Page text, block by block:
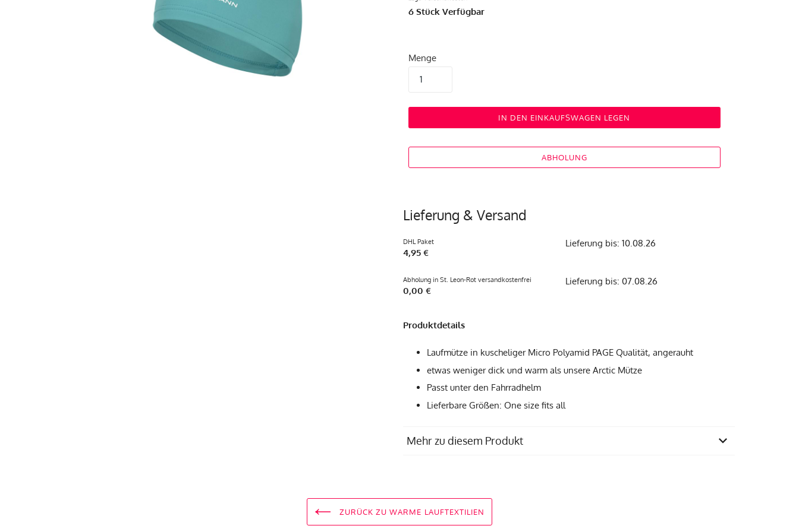
6 Stück Verfügbar
Menge
IN DEN EINKAUFSWAGEN LEGEN
ABHOLUNG
Lieferung & Versand
DHL Paket
4,95 €
Lieferung bis: 10.08.26
Abholung in St. Leon-Rot versandkostenfrei
0,00 €
Lieferung bis: 07.08.26
Produktdetails
Laufmütze in kuscheliger Micro Polyamid PAGE Qualität, angerauht
etwas weniger dick und warm als unsere Arctic Mütze
Passt unter den Fahrradhelm
Lieferbare Größen: One size fits all
Mehr zu diesem Produkt
Pflegempfehlung
Produziert in
ZURÜCK ZU WARME LAUFTEXTILIEN